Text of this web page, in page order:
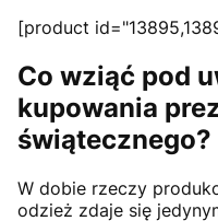
[product
Co wziąć pod
kupowania
świątecznego?
W dobie rzeczy
odzież zdaje się